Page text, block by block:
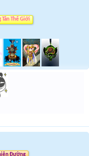
Tân Thế Giới
Đường